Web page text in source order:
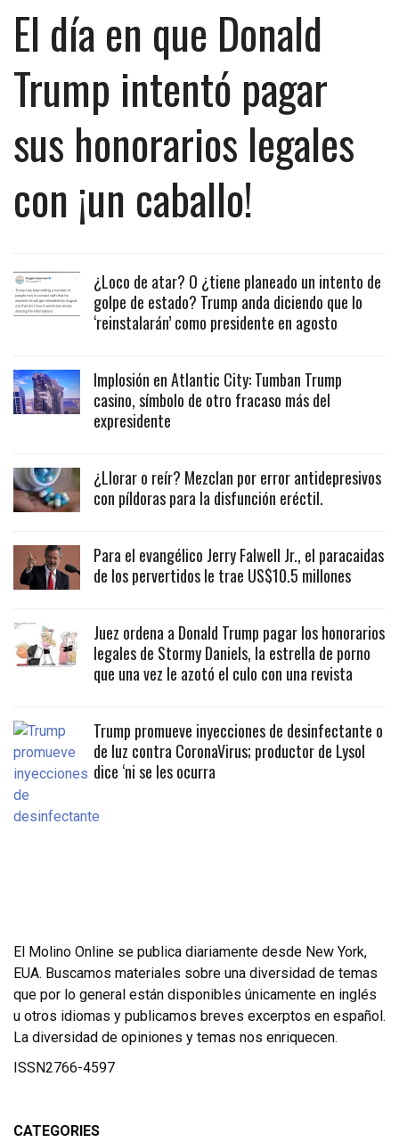
El día en que Donald
Trump intentó pagar
sus honorarios legales
con ¡un caballo!
¿Loco de atar? O ¿tiene planeado un intento de
golpe de estado? Trump anda diciendo que lo
‘reinstalarán’ como presidente en agosto
Implosión en Atlantic City: Tumban Trump
casino, símbolo de otro fracaso más del
expresidente
¿Llorar o reír? Mezclan por error antidepresivos
con píldoras para la disfunción eréctil.
Para el evangélico Jerry Falwell Jr., el paracaidas
de los pervertidos le trae US$10.5 millones
Juez ordena a Donald Trump pagar los honorarios
legales de Stormy Daniels, la estrella de porno
que una vez le azotó el culo con una revista
Trump promueve inyecciones de desinfectante o
de luz contra CoronaVirus; productor de Lysol
dice ‘ni se les ocurra
El Molino Online se publica diariamente desde New York,
EUA. Buscamos materiales sobre una diversidad de temas
que por lo general están disponibles únicamente en inglés
u otros idiomas y publicamos breves excerptos en español.
La diversidad de opiniones y temas nos enriquecen.
ISSN2766-4597
CATEGORIES